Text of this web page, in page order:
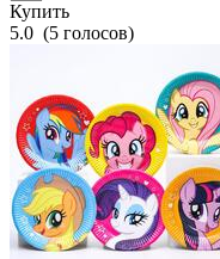
Купить
5.0 (5 голосов)